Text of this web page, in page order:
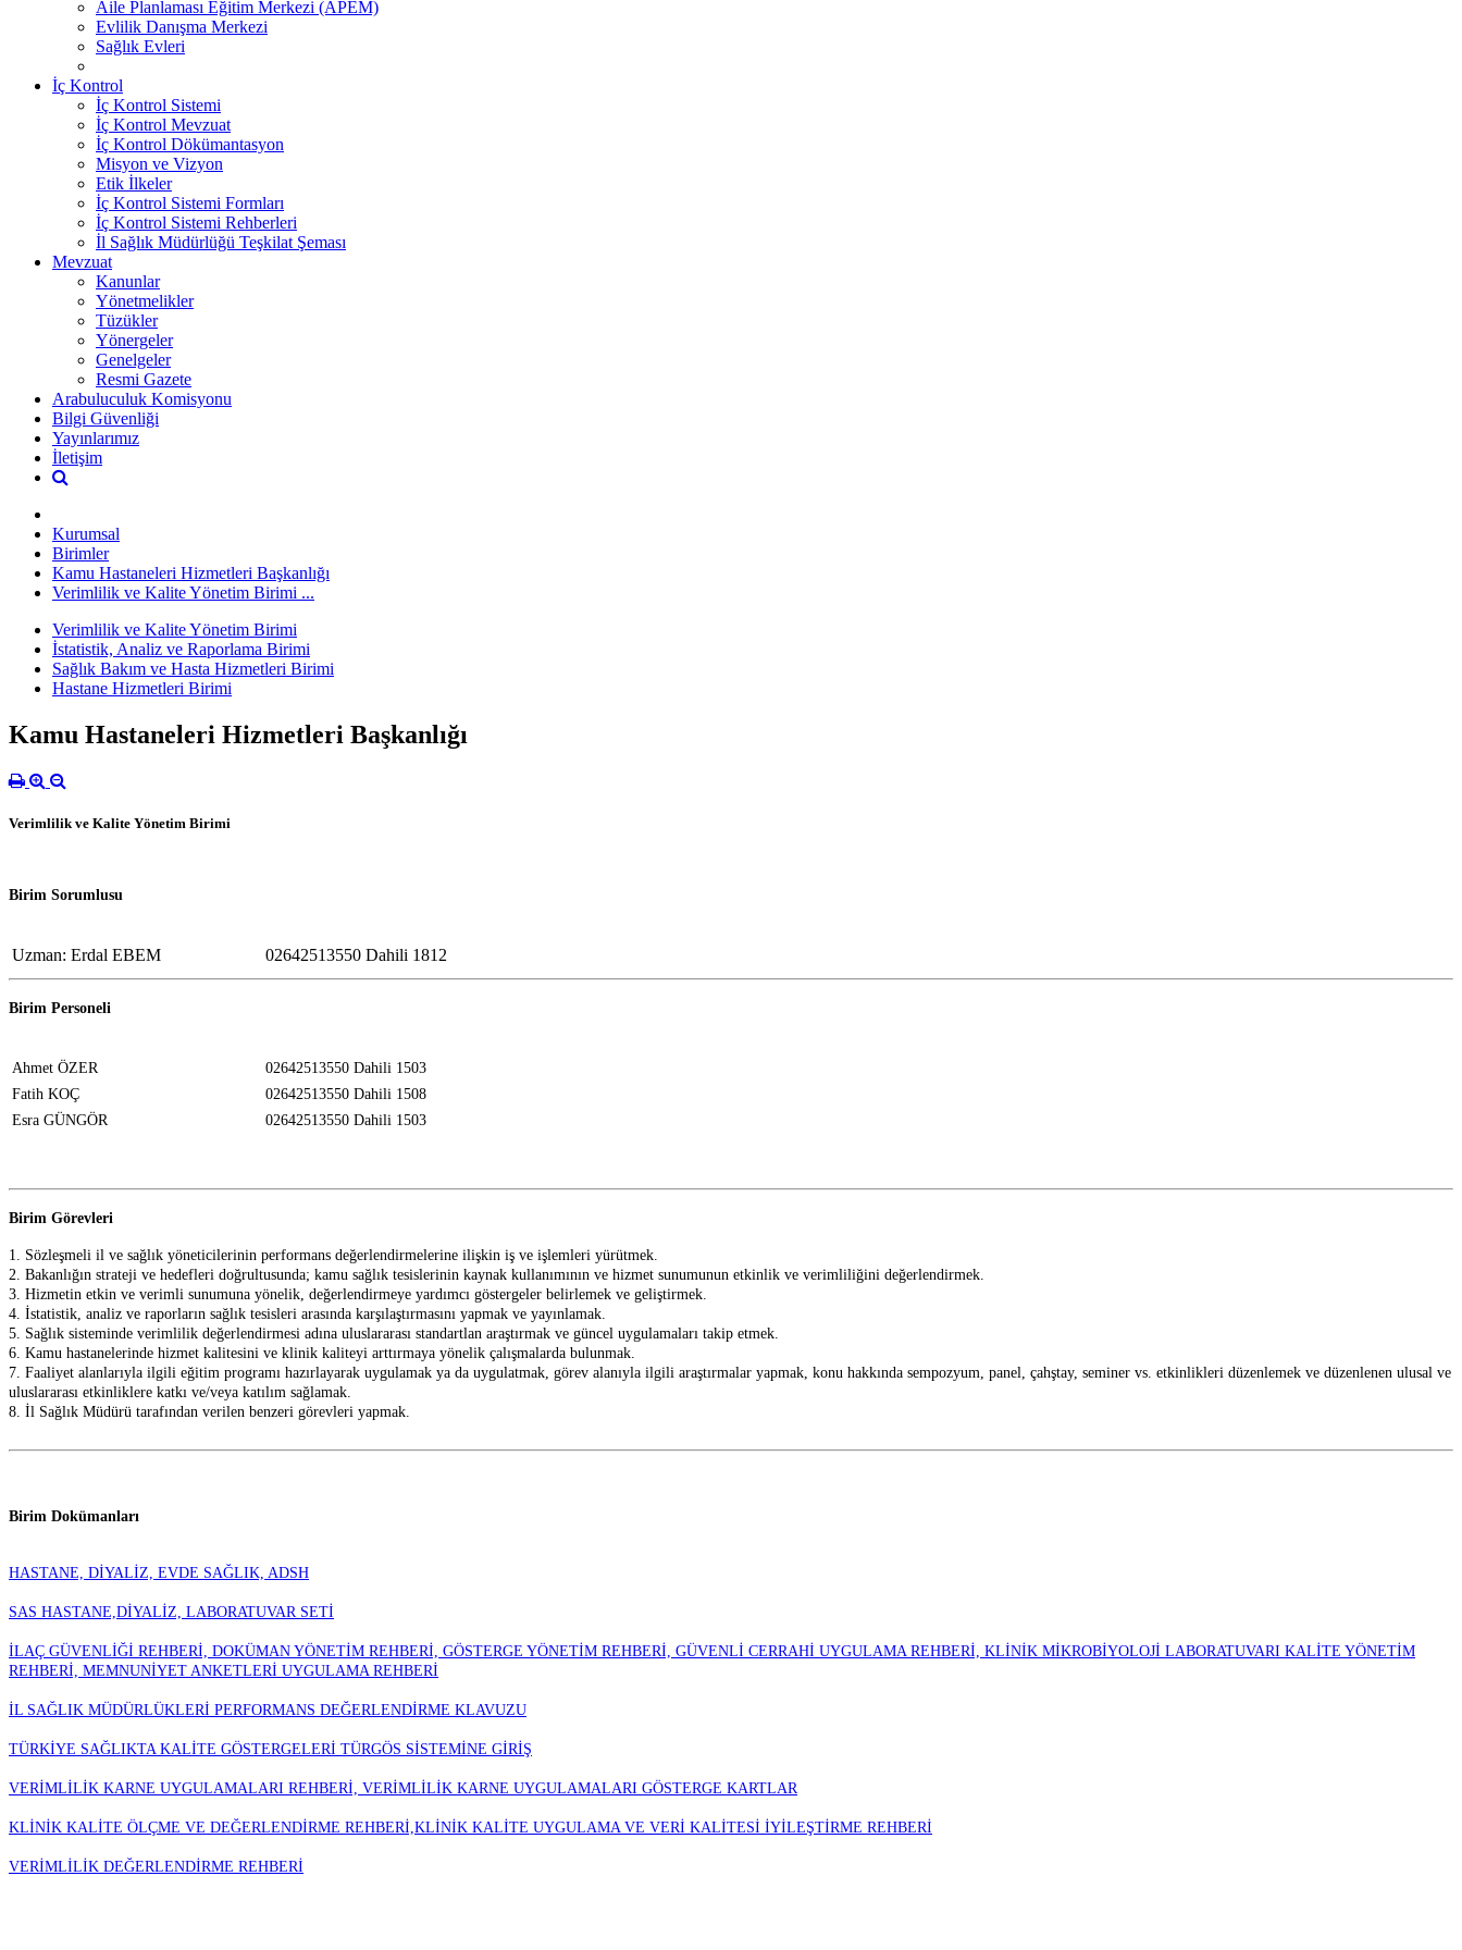
Aile Planlaması Eğitim Merkezi (APEM)
Evlilik Danışma Merkezi
Sağlık Evleri
İç Kontrol
İç Kontrol Sistemi
İç Kontrol Mevzuat
İç Kontrol Dökümantasyon
Misyon ve Vizyon
Etik İlkeler
İç Kontrol Sistemi Formları
İç Kontrol Sistemi Rehberleri
İl Sağlık Müdürlüğü Teşkilat Şeması
Mevzuat
Kanunlar
Yönetmelikler
Tüzükler
Yönergeler
Genelgeler
Resmi Gazete
Arabuluculuk Komisyonu
Bilgi Güvenliği
Yayınlarımız
İletişim
Kurumsal
Birimler
Kamu Hastaneleri Hizmetleri Başkanlığı
Verimlilik ve Kalite Yönetim Birimi ...
Verimlilik ve Kalite Yönetim Birimi
İstatistik, Analiz ve Raporlama Birimi
Sağlık Bakım ve Hasta Hizmetleri Birimi
Hastane Hizmetleri Birimi
Kamu Hastaneleri Hizmetleri Başkanlığı
Verimlilik ve Kalite Yönetim Birimi
Birim Sorumlusu
Uzman: Erdal EBEM 02642513550 Dahili 1812
Birim Personeli
Ahmet ÖZER
02642513550 Dahili 1503
Fatih KOÇ
02642513550 Dahili 1508
Esra GÜNGÖR
02642513550 Dahili 1503
Birim Görevleri
1. Sözleşmeli il ve sağlık yöneticilerinin performans değerlendirmelerine ilişkin iş ve işlemleri yürütmek.
2. Bakanlığın strateji ve hedefleri doğrultusunda; kamu sağlık tesislerinin kaynak kullanımının ve hizmet sunumunun etkinlik ve verimliliğini değerlendirmek.
3. Hizmetin etkin ve verimli sunumuna yönelik, değerlendirmeye yardımcı göstergeler belirlemek ve geliştirmek.
4. İstatistik, analiz ve raporların sağlık tesisleri arasında karşılaştırmasını yapmak ve yayınlamak.
5. Sağlık sisteminde verimlilik değerlendirmesi adına uluslararası standartlan araştırmak ve güncel uygulamaları takip etmek.
6. Kamu hastanelerinde hizmet kalitesini ve klinik kaliteyi arttırmaya yönelik çalışmalarda bulunmak.
7. Faaliyet alanlarıyla ilgili eğitim programı hazırlayarak uygulamak ya da uygulatmak, görev alanıyla ilgili araştırmalar yapmak, konu hakkında sempozyum, panel, çahştay, seminer vs. etkinlikleri düzenlemek ve düzenlenen ulusal ve
uluslararası etkinliklere katkı ve/veya katılım sağlamak.
8. İl Sağlık Müdürü tarafından verilen benzeri görevleri yapmak.
Birim Dokümanları
HASTANE, DİYALİZ, EVDE SAĞLIK, ADSH
SAS HASTANE,DİYALİZ, LABORATUVAR SETİ
İLAÇ GÜVENLİĞİ REHBERİ, DOKÜMAN YÖNETİM REHBERİ, GÖSTERGE YÖNETİM REHBERİ, GÜVENLİ CERRAHİ UYGULAMA REHBERİ, KLİNİK MİKROBİYOLOJİ LABORATUVARI KALİTE YÖNETİM
REHBERİ, MEMNUNİYET ANKETLERİ UYGULAMA REHBERİ
İL SAĞLIK MÜDÜRLÜKLERİ PERFORMANS DEĞERLENDİRME KLAVUZU
TÜRKİYE SAĞLIKTA KALİTE GÖSTERGELERİ TÜRGÖS SİSTEMİNE GİRİŞ
VERİMLİLİK KARNE UYGULAMALARI REHBERİ, VERİMLİLİK KARNE UYGULAMALARI GÖSTERGE KARTLAR
KLİNİK KALİTE ÖLÇME VE DEĞERLENDİRME REHBERİ,KLİNİK KALİTE UYGULAMA VE VERİ KALİTESİ İYİLEŞTİRME REHBERİ
VERİMLİLİK DEĞERLENDİRME REHBERİ